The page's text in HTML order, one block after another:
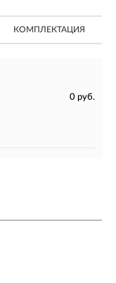
КОМПЛЕКТАЦИЯ
0 руб.